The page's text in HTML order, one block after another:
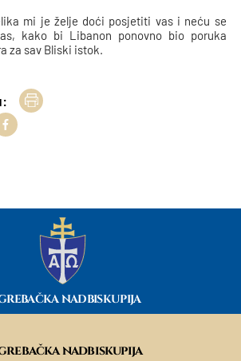
mi je želje doći posjetiti vas i neću se
kako bi Libanon ponovno bio poruka
za sav Bliski istok.
NADBISKUPIJA
nadbiskupija